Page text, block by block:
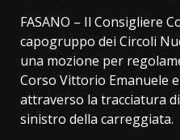
FASANO – Il Consigliere
capogruppo dei Circoli
una mozione per
Corso Vittorio Emanuele
attraverso la tracciatura
sinistro della carreggiata.